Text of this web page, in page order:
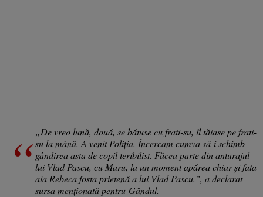
„De vreo lună, două, se bătuse cu frati-su, îl tăiase pe frati-
su la mână. A venit Poliția. Încercam cumva să-i schimb
gândirea asta de copil teribilist. Făcea parte din anturajul
lui Vlad Pascu, cu Maru, la un moment apărea chiar și fata
aia Rebeca fosta prietenă a lui Vlad Pascu.”, a declarat
sursa menționată pentru Gândul.